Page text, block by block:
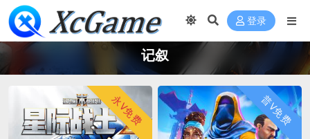
登录
记叙
永V免费 普V免费